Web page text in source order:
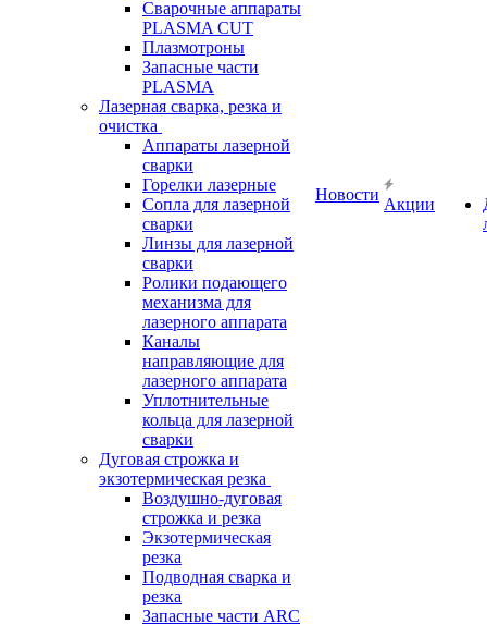
Сварочные аппараты
PLASMA CUT
Плазмотроны
Запасные части
PLASMA
Лазерная сварка, резка и
очистка
Аппараты лазерной
сварки
Горелки лазерные
Сопла для лазерной
сварки
Линзы для лазерной
сварки
Ролики подающего
механизма для
лазерного аппарата
Каналы
направляющие для
лазерного аппарата
Уплотнительные
кольца для лазерной
сварки
Дуговая строжка и
экзотермическая резка
Воздушно-дуговая
строжка и резка
Экзотермическая
резка
Подводная сварка и
резка
Запасные части ARC
Новости
Акции